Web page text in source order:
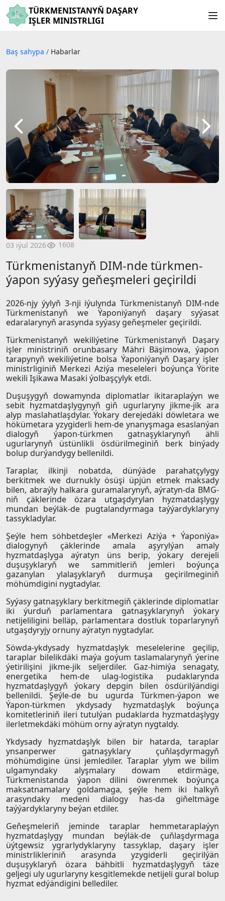
TÜRKMENISTANYŇ DAŞARY
IŞLER MINISTRLIGI
Baş sahypa / Habarlar
03 iýul 2026 1608
Türkmenistanyň DIM-nde türkmen-
ýapon syýasy geňeşmeleri geçirildi
2026-njy ýylyň 3-nji iýulynda Türkmenistanyň DIM-nde
Türkmenistanyň we Ýaponiýanyň daşary syýasat
edaralarynyň arasynda syýasy geňeşmeler geçirildi.
Türkmenistanyň wekiliýetine Türkmenistanyň Daşary
işler ministriniň orunbasary Mähri Bäşimowa, ýapon
tarapynyň wekiliýetine bolsa Ýaponiýanyň Daşary işler
ministrliginiň Merkezi Aziýa meseleleri boýunça Ýörite
wekili Işikawa Masaki ýolbaşçylyk etdi.
Duşuşygyň dowamynda diplomatlar ikitaraplaýyn we
sebit hyzmatdaşlygynyň giň ugurlaryny jikme-jik ara
alyp maslahatlaşdylar. Ýokary derejedäki döwletara we
hökümetara yzygiderli hem-de ynanyşmaga esaslanýan
dialogyň ýapon-türkmen gatnaşyklarynyň ähli
ugurlarynyň üstünlikli ösdürilmeginiň berk binýady
bolup durýandygy bellenildi.
Taraplar, ilkinji nobatda, dünýäde parahatçylygy
berkitmek we durnukly ösüşi üpjün etmek maksady
bilen, abraýly halkara guramalarynyň, aýratyn-da BMG-
niň çäklerinde özara utgaşdyrylan hyzmatdaşlygy
mundan beýläk-de pugtalandyrmaga taýýardyklaryny
tassykladylar.
Şeýle hem söhbetdeşler «Merkezi Aziýa + Ýaponiýa»
dialogynyň çäklerinde amala aşyrylýan amaly
hyzmatdaşlyga aýratyn üns berip, ýokary derejeli
duşuşyklaryň we sammitleriň jemleri boýunça
gazanylan ylalaşyklaryň durmuşa geçirilmeginiň
möhümdigini nygtadylar.
Syýasy gatnaşyklary berkitmegiň çäklerinde diplomatlar
iki ýurduň parlamentara gatnaşyklarynyň ýokary
netijeliligini belläp, parlamentara dostluk toparlarynyň
utgaşdyryjy ornuny aýratyn nygtadylar.
Söwda-ykdysady hyzmatdaşlyk meselelerine geçilip,
taraplar bilelikdäki maýa goýum taslamalarynyň ýerine
ýetirilişini jikme-jik seljerdiler. Gaz-himiýa senagaty,
energetika hem-de ulag-logistika pudaklarynda
hyzmatdaşlygyň ýokary depgin bilen ösdürilýändigi
bellenildi. Şeýle-de bu ugurda Türkmen-ýapon we
Ýapon-türkmen ykdysady hyzmatdaşlyk boýunça
komitetleriniň ileri tutulýan pudaklarda hyzmatdaşlygy
ilerletmekdäki möhüm orny aýratyn nygtaldy.
Ykdysady hyzmatdaşlyk bilen bir hatarda, taraplar
ynsanperwer gatnaşyklary çuňlaşdyrmagyň
möhümdigine ünsi jemlediler. Taraplar ylym we bilim
ulgamyndaky alyşmalary dowam etdirmäge,
Türkmenistanda ýapon dilini öwrenmek boýunça
maksatnamalary goldamaga, şeýle hem iki halkyň
arasyndaky medeni dialogy has-da giňeltmäge
taýýardyklaryny beýan etdiler.
Geňeşmeleriň jeminde taraplar hemmetaraplaýyn
hyzmatdaşlygy mundan beýläk-de çuňlaşdyrmaga
üýtgewsiz ygrarlydyklaryny tassyklap, daşary işler
ministrlikleriniň arasynda yzygiderli geçirilýän
duşuşyklaryň özara bähbitli hyzmatdaşlygyň täze
geljegi uly ugurlaryny kesgitlemekde netijeli gural bolup
hyzmat edýändigini bellediler.